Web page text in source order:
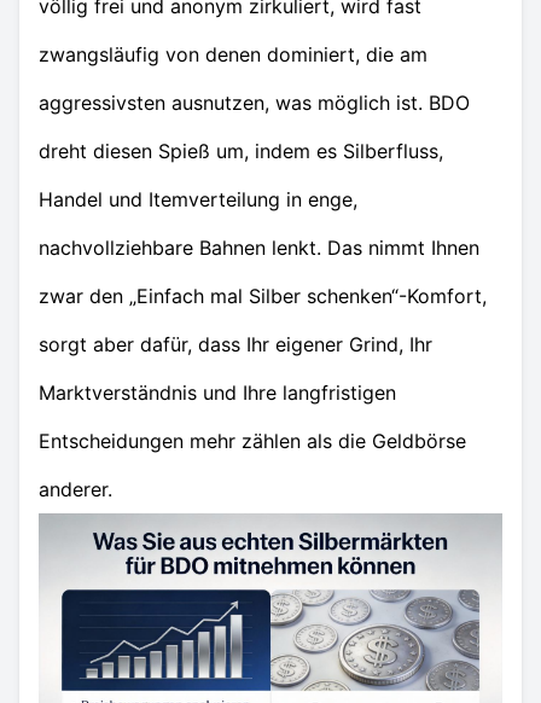
völlig frei und anonym zirkuliert, wird fast
zwangsläufig von denen dominiert, die am
aggressivsten ausnutzen, was möglich ist. BDO
dreht diesen Spieß um, indem es Silberfluss,
Handel und Itemverteilung in enge,
nachvollziehbare Bahnen lenkt. Das nimmt Ihnen
zwar den „Einfach mal Silber schenken“-Komfort,
sorgt aber dafür, dass Ihr eigener Grind, Ihr
Marktverständnis und Ihre langfristigen
Entscheidungen mehr zählen als die Geldbörse
anderer.